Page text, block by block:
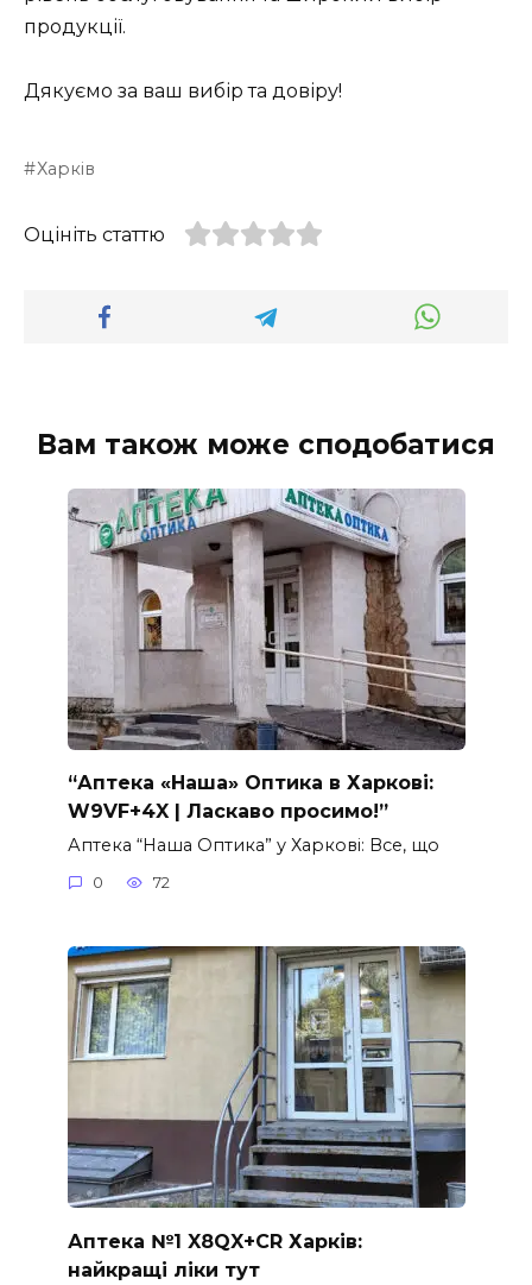
продукції.
Дякуємо за ваш вибір та довіру!
Харків
Оцініть статтю
Вам також може сподобатися
“Аптека «Наша» Оптика в Харкові:
W9VF+4X | Ласкаво просимо!”
Аптека “Наша Оптика” у Харкові: Все, що
0 72
Аптека №1 X8QX+CR Харків:
найкращі ліки тут